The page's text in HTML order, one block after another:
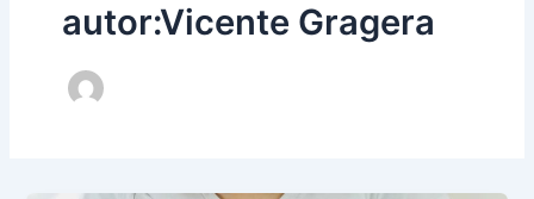
autor:Vicente Gragera